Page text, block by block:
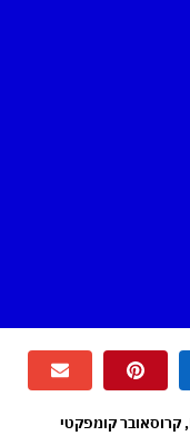
🌎 השקה עולמית > מרצדס חושפת את ה-EQA, קרוסאובר קומפקטי